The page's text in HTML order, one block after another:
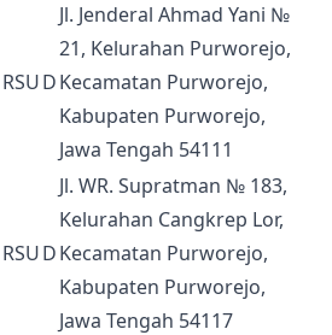
RSUD
Jl. Jenderal Ahmad Yani №
21, Kelurahan Purworejo,
Kecamatan Purworejo,
Kabupaten Purworejo,
Jawa Tengah 54111
RSUD
Jl. WR. Supratman № 183,
Kelurahan Cangkrep Lor,
Kecamatan Purworejo,
Kabupaten Purworejo,
Jawa Tengah 54117